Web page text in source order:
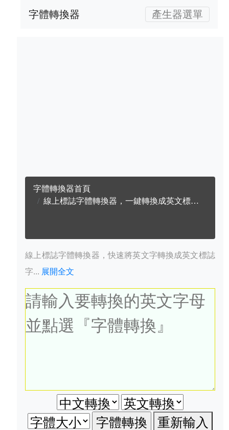
字體轉換器 產生器選單
字體轉換器首頁
線上標誌字體轉換器，一鍵轉換成英文標誌字體
線上標誌字體轉換器，快速將英文字轉換成英文標誌
字... 展開全文
重新輸入